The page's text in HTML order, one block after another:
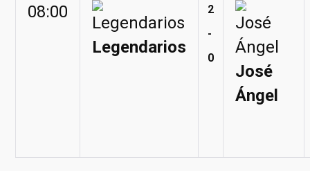
08:00
Legendarios
2
-
0
José
Ángel